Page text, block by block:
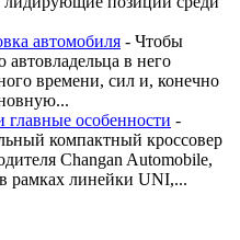
автомобиля - Чтобы
в него
времени, сил и, конечно
особенности -
компактный кроссовер
Changan Automobile,
рамках линейки UNI,...